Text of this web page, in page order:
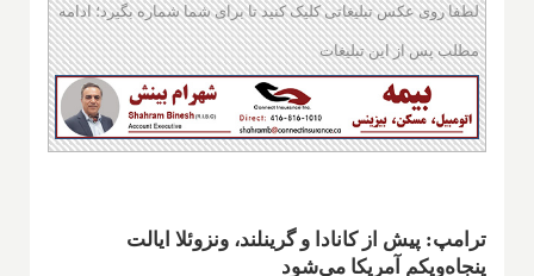
لطفا روی عکس تبلیغاتی کلیک کنید تا برای شما شماره بگیرد؛ ادامه
مطلب پس از این تبلیغات
ترامپ: پیش از کانادا و گرینلند، ونزوئلا ایالت
پنجاه‌ویکم آمریکا می‌شود